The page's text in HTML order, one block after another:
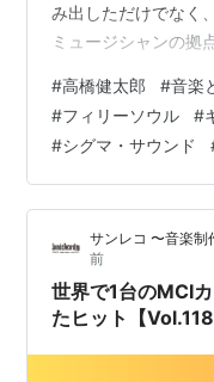
み出しただけでなく
ミュージシャンの拠
が、同スタジオがあ
ィングは、現在でも
管理する史跡として
同スタジオを訪れた
ステッカーが貼られ
#高橋健太郎 #音楽
#フィリーソウル #
#シグマ・サウンド
サンレコ 〜音楽制
前
世界で1台のMCI
たヒット【